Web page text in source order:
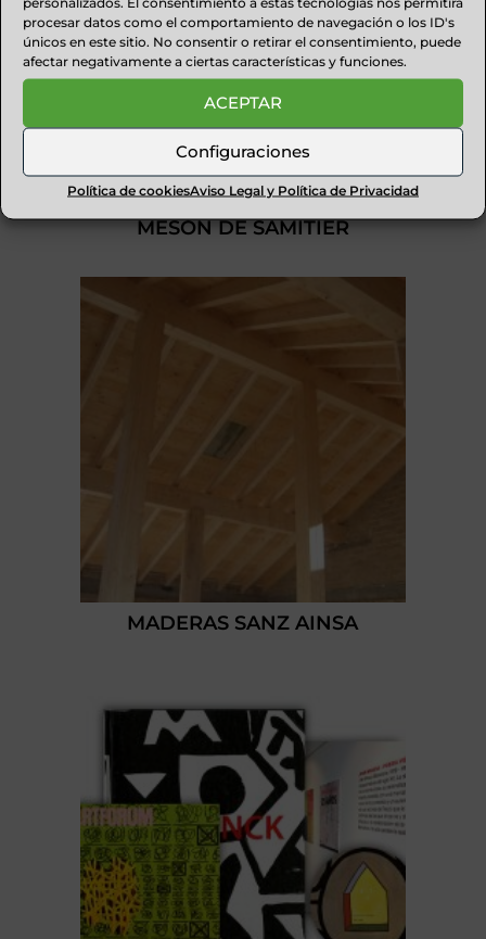
procesar datos como el comportamiento de navegación o los ID's
únicos en este sitio. No consentir o retirar el consentimiento, puede
afectar negativamente a ciertas características y funciones.
ACEPTAR
Configuraciones
Política de cookiesAviso Legal y Política de Privacidad
MESÓN DE SAMITIER
MADERAS SANZ AINSA